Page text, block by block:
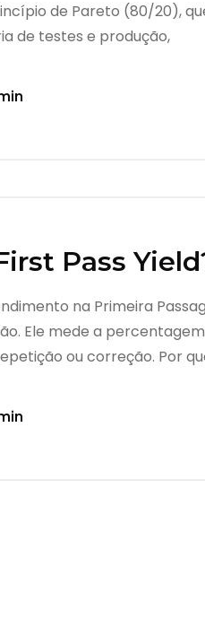
de Pareto (80/20),
de testes e produção,
Pass
na Primeira
Ele mede a
ou correção. Por